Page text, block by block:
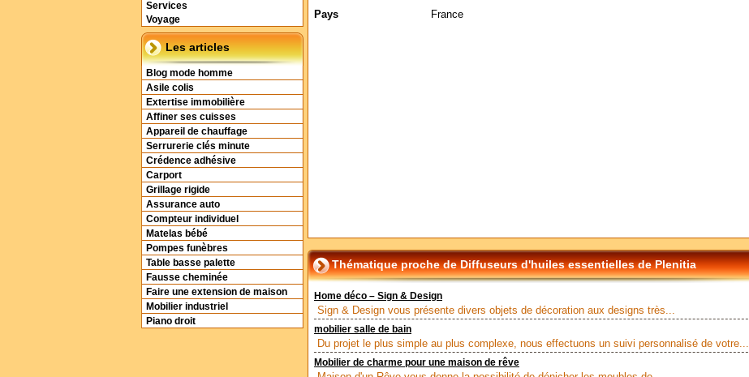
Services
Voyage
Les articles
Blog mode homme
Asile colis
Extertise immobilière
Affiner ses cuisses
Appareil de chauffage
Serrurerie clés minute
Crédence adhésive
Carport
Grillage rigide
Assurance auto
Compteur individuel
Matelas bébé
Pompes funèbres
Table basse palette
Fausse cheminée
Faire une extension de maison
Mobilier industriel
Piano droit
Pays
France
Thématique proche de Diffuseurs d'huiles essentielles de Plenitia
Home déco – Sign & Design
Sign & Design vous présente divers objets de décoration aux designs très...
mobilier salle de bain
Du projet le plus simple au plus complexe, nous effectuons un suivi personnalisé de votre...
Mobilier de charme pour une maison de rêve